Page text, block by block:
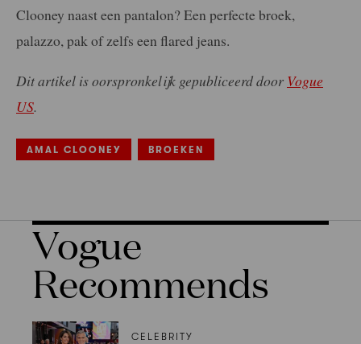
Clooney naast een pantalon? Een perfecte broek,
palazzo, pak of zelfs een flared jeans.
Dit artikel is oorspronkelijk gepubliceerd door Vogue
US.
AMAL CLOONEY BROEKEN
Vogue
Recommends
CELEBRITY